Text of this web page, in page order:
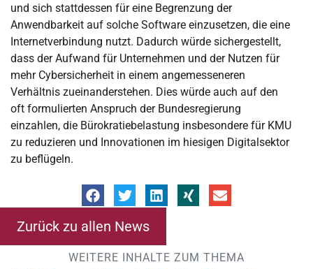
und sich stattdessen für eine Begrenzung der
Anwendbarkeit auf solche Software einzusetzen, die eine
Internetverbindung nutzt. Dadurch würde sichergestellt,
dass der Aufwand für Unternehmen und der Nutzen für
mehr Cybersicherheit in einem angemesseneren
Verhältnis zueinanderstehen. Dies würde auch auf den
oft formulierten Anspruch der Bundesregierung
einzahlen, die Bürokratiebelastung insbesondere für KMU
zu reduzieren und Innovationen im hiesigen Digitalsektor
zu beflügeln.
Zurück zu allen News
WEITERE INHALTE ZUM THEMA